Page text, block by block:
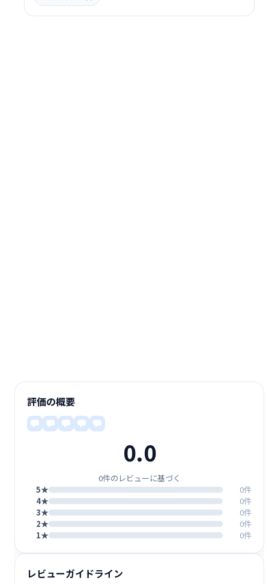
評価の概要
0.0
0件のレビューに基づく
5★
0件
4★
0件
3★
0件
2★
0件
1★
0件
レビューガイドライン